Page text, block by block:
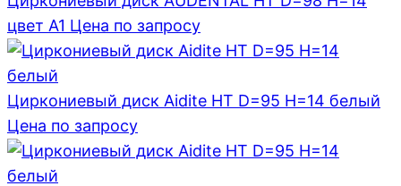
цвет A1 Цена по запросу
Циркониевый диск Aidite HT D=95 H=14 белый
Цена по запросу